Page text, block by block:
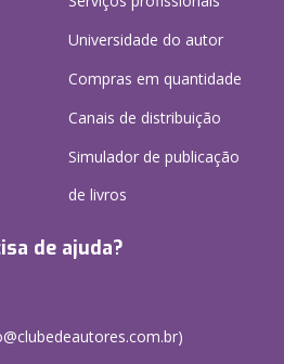
Universidade do autor
Compras em quantidade
Canais de distribuição
Simulador de publicação
de livros
de ajuda?